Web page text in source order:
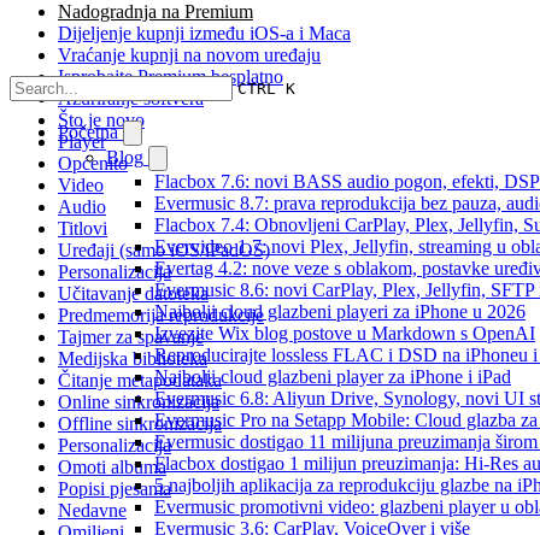
CTRL K
Početna
Blog
Flacbox 7.6: novi BASS audio pogon, efekti,
Evermusic 8.7: prava reprodukcija bez pauza,
Flacbox 7.4: Obnovljeni CarPlay, Plex, Jellyfin,
Evervideo 1.7: novi Plex, Jellyfin, streaming u
Evertag 4.2: nove veze s oblakom, postavke
Evermusic 8.6: novi CarPlay, Plex, Jellyfin,
Najbolji cloud glazbeni playeri za iPhone u 2026
Izvezite Wix blog postove u Markdown s OpenAI
Reproducirajte lossless FLAC i DSD na iPhoneu
Najbolji cloud glazbeni player za iPhone i iPad
Evermusic 6.8: Aliyun Drive, Synology, novi UI
Evermusic Pro na Setapp Mobile: Cloud glazba
Evermusic dostigao 11 milijuna preuzimanja
Flacbox dostigao 1 milijun preuzimanja: Hi-Res
5 najboljih aplikacija za reprodukciju glazbe na
Evermusic promotivni video: glazbeni player u
Evermusic 3.6: CarPlay, VoiceOver i više
Nadogradnja na Premium
Dijeljenje kupnji između iOS-a i Maca
Vraćanje kupnji na novom uređaju
Isprobajte Premium besplatno
Ažuriranje softvera
Što je novo
Player
Općenito
Video
Audio
Titlovi
Uređaji (samo iOS/iPadOS)
Personalizacija
Učitavanje datoteka
Predmemorija reprodukcije
Tajmer za spavanje
Medijska biblioteka
Čitanje metapodataka
Online sinkronizacija
Offline sinkronizacija
Personalizacija
Omoti albuma
Popisi pjesama
Nedavne